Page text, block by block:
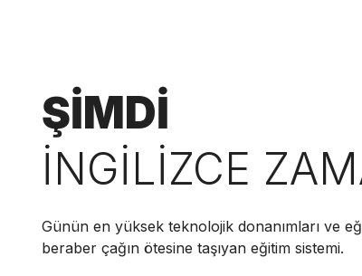
ŞİMDİ
İNGİLİZCE
Günün en yüksek teknolojik donanımları ve
beraber çağın ötesine taşıyan eğitim sistemi.